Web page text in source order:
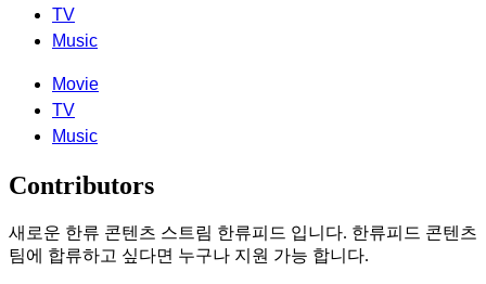
TV
Music
Movie
TV
Music
Contributors
새로운 한류 콘텐츠 스트림 한류피드 입니다. 한류피드 콘텐츠
팀에 합류하고 싶다면 누구나 지원 가능 합니다.